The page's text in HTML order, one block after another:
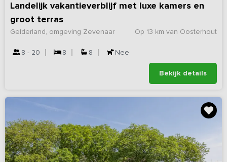
Landelijk vakantieverblijf met luxe kamers en
groot terras
Op 13 km van Oosterhout
Gelderland, omgeving Zevenaar
8 - 20 8 8 Nee
Bekijk details